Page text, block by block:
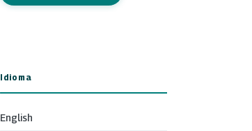
Idioma
English